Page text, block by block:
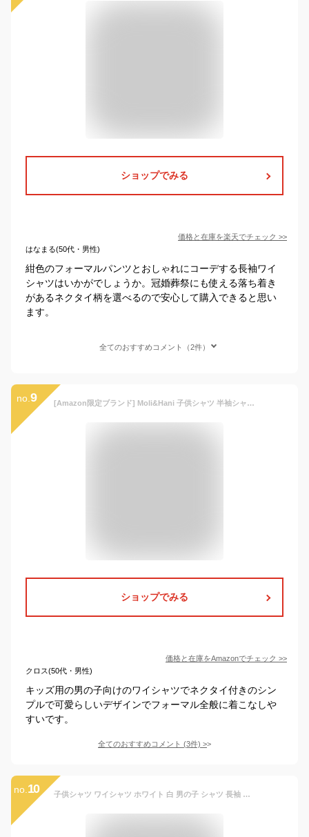
ショップでみる
価格と在庫を楽天でチェック >>
はなまる(50代・男性)
紺色のフォーマルパンツとおしゃれにコーデする長袖ワイ
シャツはいかがでしょうか。冠婚葬祭にも使える落ち着き
があるネクタイ柄を選べるので安心して購入できると思い
ます。
全てのおすすめコメント（2件）
no. 9 [Amazon限定ブランド] Moli&Hani 子供シャツ 半袖シャツ ネクタイ付け 男の子 キッズ 子供服 白 無地 ワイシャツ フォーマル ボタンシャツ 入学式 発表会 七五三 卒業スーツ 結婚式
ショップでみる
価格と在庫をAmazonでチェック >>
クロス(50代・男性)
キッズ用の男の子向けのワイシャツでネクタイ付きのシン
プルで可愛らしいデザインでフォーマル全般に着こなしや
すいです。
全てのおすすめコメント (3件) >
no. 10 子供シャツ ワイシャツ ホワイト 白 男の子 シャツ 長袖 キッズ ジュニア 学生用 フォーマル シャツ 無地 2点セット シャツ ネクタイ付き コットン 綿 重ね着 大きいサイズ 小学生 中学生 高校生 100 110 120 130 140 150 160 170